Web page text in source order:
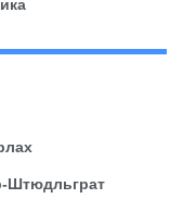
Штюдльграт